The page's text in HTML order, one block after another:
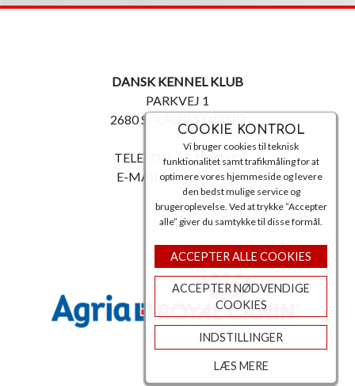
COOKIE KONTROL
Vi bruger cookies til teknisk
funktionalitet samt trafikmåling for at
optimere vores hjemmeside og levere
den bedst mulige service og
brugeroplevelse. Ved at trykke ”Accepter
alle” giver du samtykke til disse formål.
ACCEPTER ALLE COOKIES
ACCEPTER NØDVENDIGE
COOKIES
INDSTILLINGER
LÆS MERE
DANSK KENNEL KLUB
PARKVEJ 1
2680 SOLRØD STRAND
TELEFON: 56 18 81 00
E-MAIL:post@dkk.dk